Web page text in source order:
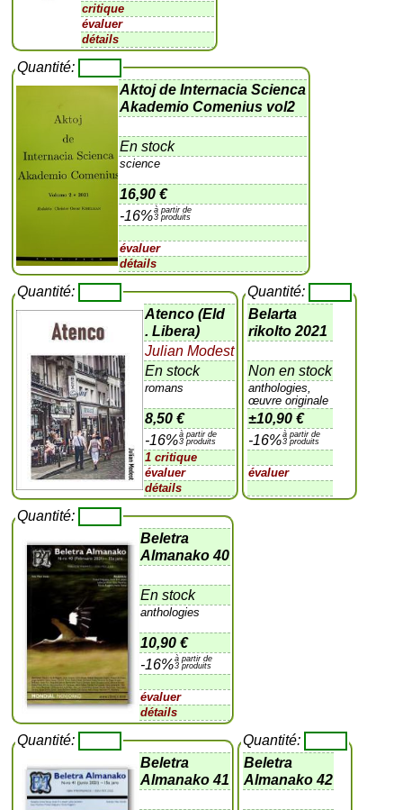
critique
évaluer
détails
Quantité:
Aktoj de Internacia Scienca
Akademio Comenius vol2
En stock
science
16,90 €
-16%à partir de
3 produits
évaluer
détails
Quantité:
Atenco (Eld
. Libera)
Julian Modest
En stock
romans
8,50 €
-16%à partir de
3 produits
1 critique
évaluer
détails
Quantité:
Belarta
rikolto 2021
Non en stock
anthologies,
œuvre originale
±10,90 €
-16%à partir de
3 produits
évaluer
Quantité:
Beletra
Almanako 40
En stock
anthologies
10,90 €
-16%à partir de
3 produits
évaluer
détails
Quantité:
Beletra
Almanako 41
Quantité:
Beletra
Almanako 42